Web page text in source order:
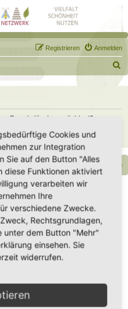
Anmelden
Registrieren
u
Boards löschen möchtest?
UTC+02:00
unterstützt durch phpBB
Media Nutzungsbedingungen
Cookies und
zur Integration
Sie auf den Button "Alles
diese Funktionen aktiviert
verarbeiten wir
Ihre
verschiedene Zwecke.
Rechtsgrundlagen,
unter dem Button "Mehr"
einsehen. Sie
widerrufen.